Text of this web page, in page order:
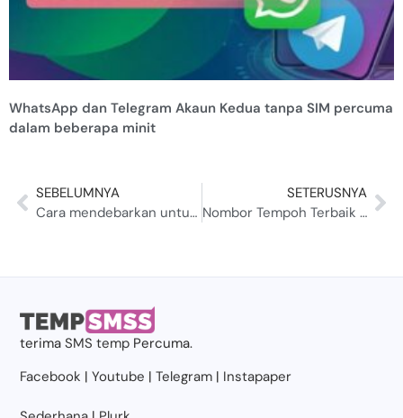
WhatsApp dan Telegram Akaun Kedua tanpa SIM percuma
dalam beberapa minit
SEBELUMNYA
Cara mendebarkan untuk mencipta Telegram tanpa nombor telefon
SETERUSNYA
Nombor Tempoh Terbaik Untuk Tujuan Pengesahan SMS 2022
terimaSMS temp Percuma.
Facebook |Youtube |Telegram | Instapaper